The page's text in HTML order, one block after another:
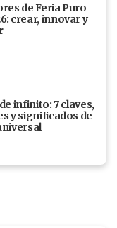
de Feria Puro
crear, innovar y
infinito: 7 claves,
y significados de